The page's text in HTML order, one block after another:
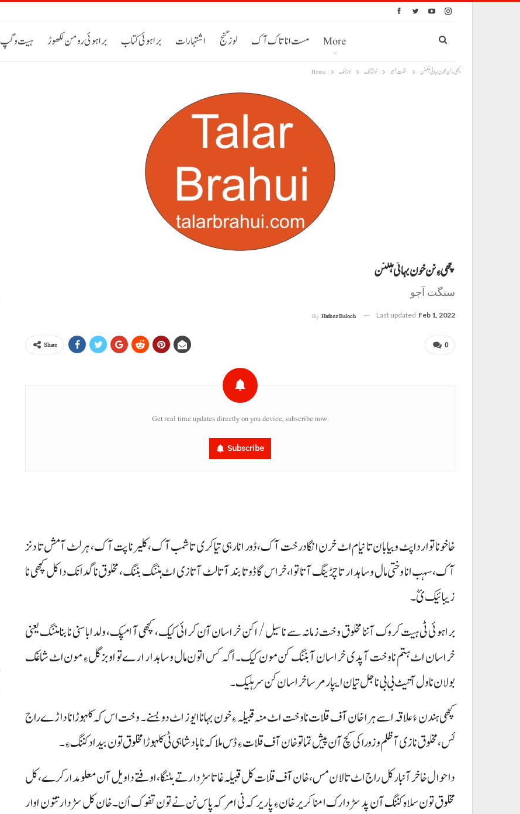
ہیت و گپ براہوئی رومن لکھوڑ براہوئی کتاب اشتہارات لوز گنج مست انا تاک آک More
Home لوزانک نوشتانک سنگت آجو کچھی ءِ نن خون بہا ٹی ہلکنن
کچھی ءِ نن خون بہا ٹی ہلکنن
سنگت آجو
By Hafeez Baloch Last updated Feb 1, 2022
0
Share
Get real time updates directly on you device, subscribe now.
Subscribe
خاخو نا توار داپٹ وبیابان تا نیام اٹ خرن انگا درخت آک، ڈور انا رہی تیا کری تا شمب آک، کلیر نا پت آک، ہر لٹ آ مش تا دنز
آک، سہب انا وختی مال و ساہدار تا چڑینگ آتا توا، خراس گاڈو تا بند آتا لٹ آتا زی اٹ ہننگ بننگ، مخلوق نا گدانک دا کل کچھی نا
زیبائیک ئُ۔
براہوئی ٹی ہیت کروک آ ننا مخلوق وخت زمانہ سے نا سیل/ اکن خراسان آن کرائی کیک، کچھی آ امپک، ولدا باسنی نا بنا مننگ یعنی
خراسان اٹ ہتم نا وخت آ پدی خراسان آ بننگ کن مون کیک۔ اگہ کس اتون مال و ساہدار ارے تو او بزگل ءِ مون اٹ شاغک
بولان نا ول آتیٹ بی بی نا جل تیان ایپار مرسا خراسان کن سر ہلیک۔
کچھی ہندن ءُعلاقہ اسے ہرا خان آف قلات نا وخت اٹ منہ قبیلہ ءِ خون بہا نا ایوز اٹ دو بسنے۔ وخت اس کہ کلہوڑا نا داڑے راج
ئس، مخلوق نا زی آ ظلم و زوراکی کچ آن پیش تما تو خان آف قلات ءِ ڈس ملا کہ نا بادشاہی ٹی کلہوڑا مخلوق تون بیداد کننگ ءِ۔
دا حوال خاخر آنبار کل راج اٹ تالان مس، خان آف قلات کل قبیلہ غاتا سڑدار تے بٹنگا، اوفتے دا ویل آن معلومدار کرے، کل
مخلوق تون سلاہ کننگ آن پد سڑدارک امنا کریر خان ءِ پاریر کہ نی امر کہ پاس نن نے تون تفوک اُن۔ خان کل سڑدار تتون اوار